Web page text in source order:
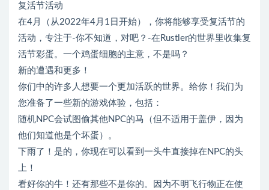
复活节活动
在4月（从2022年4月1日开始），你将能够享受复活节的
活动，专注于-你不知道，对吧？-在Rustler的世界里收集复
活节彩蛋。一个鸡蛋细胞的主意，不是吗？
新的遭遇和更多！
你们中的许多人想要一个更加活跃的世界。给你！我们为
您准备了一些新的游戏体验，包括：
随机NPC会试图偷其他NPC的马（但不适用于盖伊，因为
他们知道他是个坏蛋）。
下雨了！是的，你现在可以看到一头牛直接掉在NPC的头
上！
看好你的牛！还有那些不是你的。因为不明飞行物正在使